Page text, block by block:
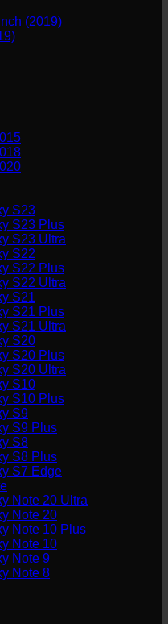
(2019)
S23
S23 Plus
S23 Ultra
S22
S22 Plus
S22 Ultra
S21
S21 Plus
S21 Ultra
S20
S20 Plus
S20 Ultra
S10
S10 Plus
S9
S9 Plus
S8
S8 Plus
S7 Edge
Note 20 Ultra
Note 20
Note 10 Plus
Note 10
Note 9
Note 8